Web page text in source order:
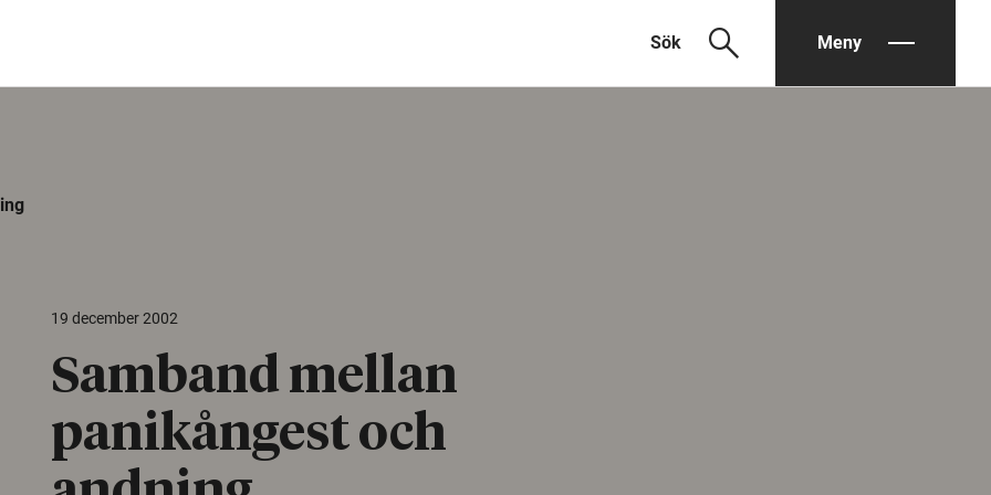
Sök search Meny
19 december 2002
Samband mellan
panikångest och